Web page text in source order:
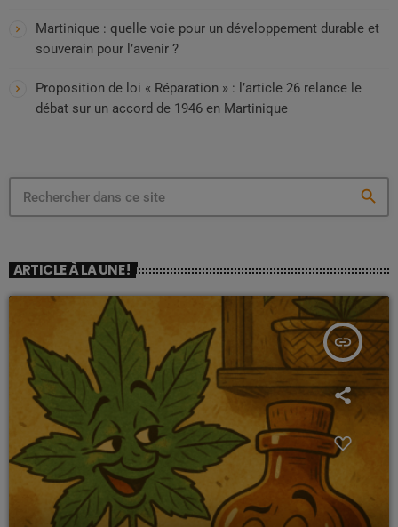
Martinique : quelle voie pour un développement durable et
souverain pour l’avenir ?
Proposition de loi « Réparation » : l’article 26 relance le
débat sur un accord de 1946 en Martinique
search
ARTICLE À LA UNE !
insert_link